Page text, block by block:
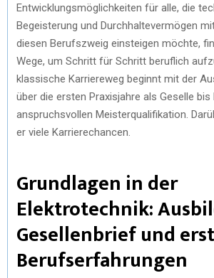
Entwicklungsmöglichkeiten für alle, die
Begeisterung und Durchhaltevermögen
diesen Berufszweig einsteigen möchte,
Wege, um Schritt für Schritt beruflich
klassische Karriereweg beginnt mit der
über die ersten Praxisjahre als Geselle bis
anspruchsvollen Meisterqualifikation.
er viele Karrierechancen.
Grundlagen in der
Elektrotechnik:
Gesellenbrief und
Berufserfahrungen